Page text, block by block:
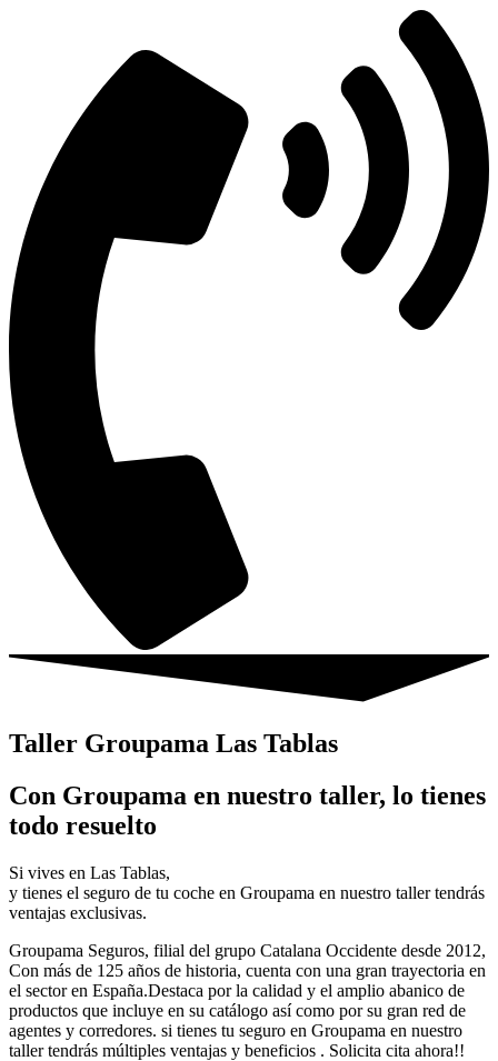
Taller Groupama Las Tablas
Con Groupama en nuestro taller, lo tienes
todo resuelto
Si vives en Las Tablas,
y tienes el seguro de tu coche en Groupama en nuestro taller tendrás
ventajas exclusivas.
Groupama Seguros, filial del grupo Catalana Occidente desde 2012,
Con más de 125 años de historia, cuenta con una gran trayectoria en
el sector en España.Destaca por la calidad y el amplio abanico de
productos que incluye en su catálogo así como por su gran red de
agentes y corredores. si tienes tu seguro en Groupama en nuestro
taller tendrás múltiples ventajas y beneficios . Solicita cita ahora!!